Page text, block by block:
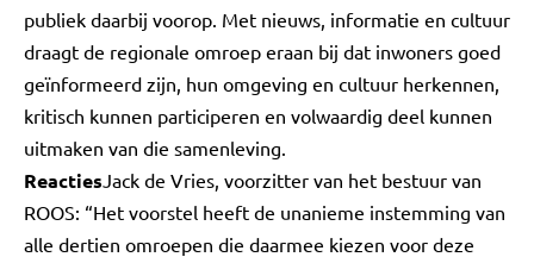
publiek daarbij voorop. Met nieuws, informatie en cultuur
draagt de regionale omroep eraan bij dat inwoners goed
geïnformeerd zijn, hun omgeving en cultuur herkennen,
kritisch kunnen participeren en volwaardig deel kunnen
uitmaken van die samenleving.
ReactiesJack de Vries, voorzitter van het bestuur van
ROOS: “Het voorstel heeft de unanieme instemming van
alle dertien omroepen die daarmee kiezen voor deze